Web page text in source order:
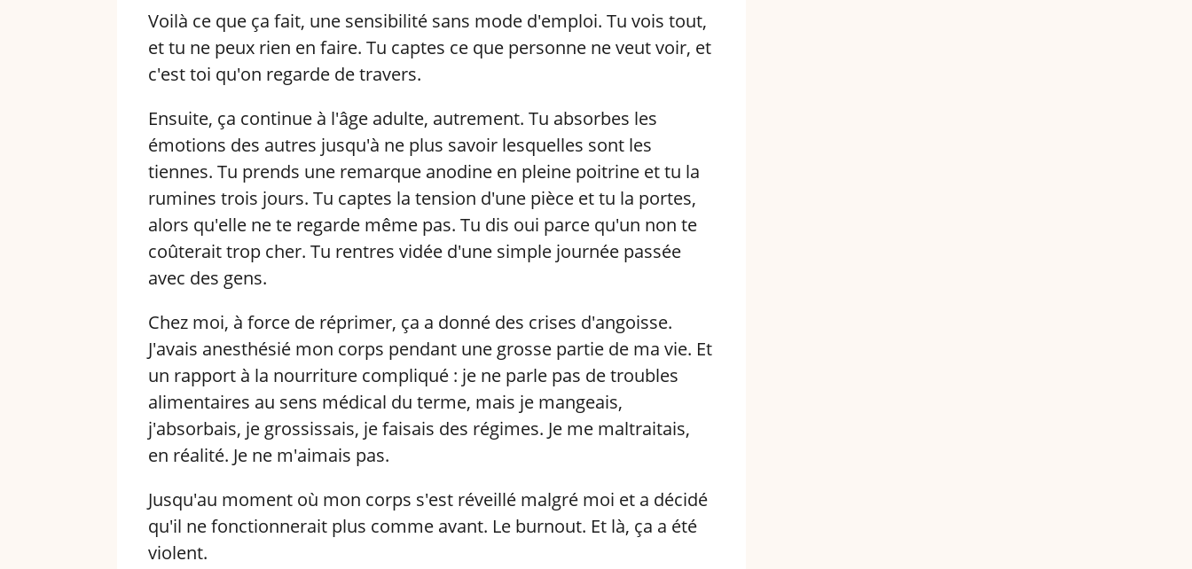
Voilà ce que ça fait, une sensibilité sans mode d'emploi. Tu vois tout,
et tu ne peux rien en faire. Tu captes ce que personne ne veut voir, et
c'est toi qu'on regarde de travers.
Ensuite, ça continue à l'âge adulte, autrement. Tu absorbes les
émotions des autres jusqu'à ne plus savoir lesquelles sont les
tiennes. Tu prends une remarque anodine en pleine poitrine et tu la
rumines trois jours. Tu captes la tension d'une pièce et tu la portes,
alors qu'elle ne te regarde même pas. Tu dis oui parce qu'un non te
coûterait trop cher. Tu rentres vidée d'une simple journée passée
avec des gens.
Chez moi, à force de réprimer, ça a donné des crises d'angoisse.
J'avais anesthésié mon corps pendant une grosse partie de ma vie. Et
un rapport à la nourriture compliqué : je ne parle pas de troubles
alimentaires au sens médical du terme, mais je mangeais,
j'absorbais, je grossissais, je faisais des régimes. Je me maltraitais,
en réalité. Je ne m'aimais pas.
Jusqu'au moment où mon corps s'est réveillé malgré moi et a décidé
qu'il ne fonctionnerait plus comme avant. Le burnout. Et là, ça a été
violent.